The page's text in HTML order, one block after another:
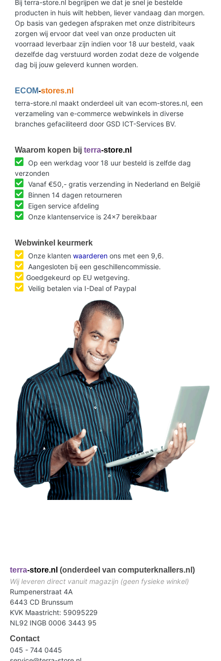
Bij terra-store.nl begrijpen we dat je snel je bestelde
producten in huis wilt hebben, liever vandaag dan morgen.
Op basis van gedegen afspraken met onze distribiteurs
zorgen wij ervoor dat veel van onze producten uit
voorraad leverbaar zijn indien voor 18 uur besteld, vaak
dezelfde dag verstuurd worden zodat deze de volgende
dag bij jouw geleverd kunnen worden.
ECOM-stores.nl
terra-store.nl maakt onderdeel uit van ecom-stores.nl, een
verzameling van e-commerce webwinkels in diverse
branches gefaciliteerd door GSD ICT-Services BV.
Waarom kopen bij terra-store.nl
Op een werkdag voor 18 uur besteld is zelfde dag
verzonden
Vanaf €50,- gratis verzending in Nederland en België
Binnen 14 dagen retourneren
Eigen service afdeling
Onze klantenservice is 24x7 bereikbaar
Webwinkel keurmerk
Onze klanten waarderen ons met een 9,6.
Aangesloten bij een geschillencommissie.
Goedgekeurd op EU wetgeving.
Veilig betalen via I-Deal of Paypal
terra-store.nl (onderdeel van computerknallers.nl)
Wij leveren direct vanuit magazijn (geen fysieke winkel)
Rumpenerstraat 4A
6443 CD Brunssum
KVK Maastricht: 59095229
NL92 INGB 0006 3443 95
Contact
045 - 744 0445